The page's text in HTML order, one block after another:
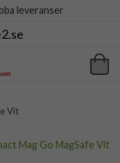
leveranser
Vit